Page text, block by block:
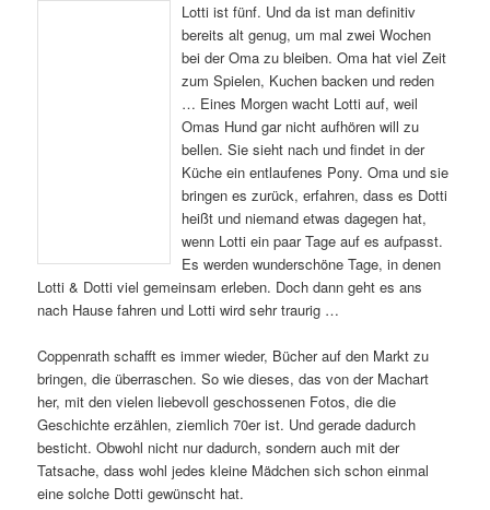
Lotti ist fünf. Und da ist man definitiv
bereits alt genug, um mal zwei Wochen
bei der Oma zu bleiben. Oma hat viel Zeit
zum Spielen, Kuchen backen und reden
… Eines Morgen wacht Lotti auf, weil
Omas Hund gar nicht aufhören will zu
bellen. Sie sieht nach und findet in der
Küche ein entlaufenes Pony. Oma und sie
bringen es zurück, erfahren, dass es Dotti
heißt und niemand etwas dagegen hat,
wenn Lotti ein paar Tage auf es aufpasst.
Es werden wunderschöne Tage, in denen
Lotti & Dotti viel gemeinsam erleben. Doch dann geht es ans
nach Hause fahren und Lotti wird sehr traurig …
Coppenrath schafft es immer wieder, Bücher auf den Markt zu
bringen, die überraschen. So wie dieses, das von der Machart
her, mit den vielen liebevoll geschossenen Fotos, die die
Geschichte erzählen, ziemlich 70er ist. Und gerade dadurch
besticht. Obwohl nicht nur dadurch, sondern auch mit der
Tatsache, dass wohl jedes kleine Mädchen sich schon einmal
eine solche Dotti gewünscht hat.